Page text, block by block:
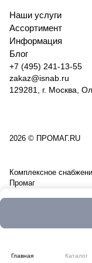
Главная Каталог
Наши услуги
Ассортимент
Информация
Блог
+7 (495) 241-13-55
zakaz@isnab.ru
129281, г. Москва,
2026 © ПРОМАГ.RU
Комплексное
Промаг